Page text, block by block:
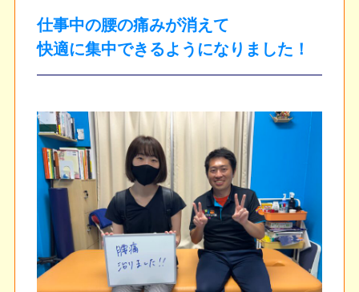
仕事中の腰の痛みが消えて
快適に集中できるようになりました！